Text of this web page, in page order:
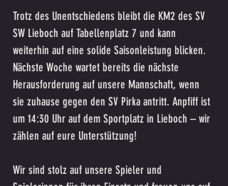
Trotz des Unentschiedens bleibt die KM2 des SV
SW Lieboch auf Tabellenplatz 7 und kann
weiterhin auf eine solide Saisonleistung blicken.
Nächste Woche wartet bereits die nächste
Herausforderung auf unsere Mannschaft, wenn
sie zuhause gegen den SV Pirka antritt. Anpfiff ist
um 14:30 Uhr auf dem Sportplatz in Lieboch – wir
zählen auf eure Unterstützung!
Wir sind stolz auf unsere Spieler und